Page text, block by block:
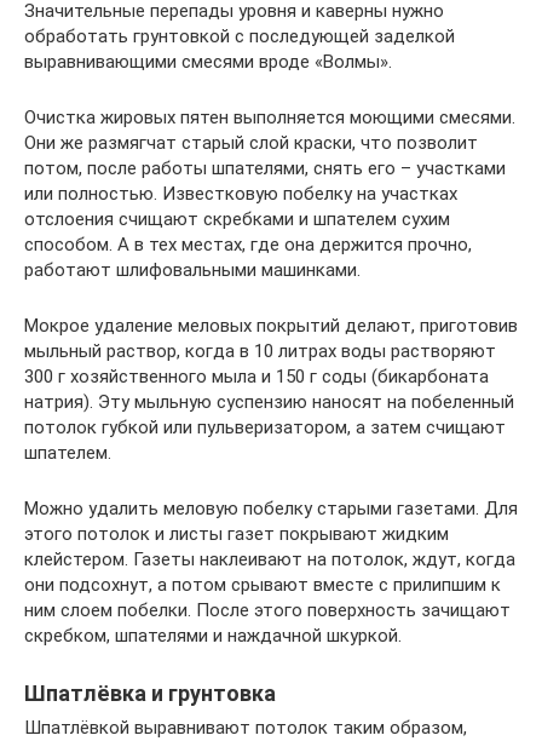
Значительные перепады уровня и каверны нужно
обработать грунтовкой с последующей заделкой
выравнивающими смесями вроде «Волмы».
Очистка жировых пятен выполняется моющими смесями.
Они же размягчат старый слой краски, что позволит
потом, после работы шпателями, снять его – участками
или полностью. Известковую побелку на участках
отслоения счищают скребками и шпателем сухим
способом. А в тех местах, где она держится прочно,
работают шлифовальными машинками.
Мокрое удаление меловых покрытий делают, приготовив
мыльный раствор, когда в 10 литрах воды растворяют
300 г хозяйственного мыла и 150 г соды (бикарбоната
натрия). Эту мыльную суспензию наносят на побеленный
потолок губкой или пульверизатором, а затем счищают
шпателем.
Можно удалить меловую побелку старыми газетами. Для
этого потолок и листы газет покрывают жидким
клейстером. Газеты наклеивают на потолок, ждут, когда
они подсохнут, а потом срывают вместе с прилипшим к
ним слоем побелки. После этого поверхность зачищают
скребком, шпателями и наждачной шкуркой.
Шпатлёвка и грунтовка
Шпатлёвкой выравнивают потолок таким образом,